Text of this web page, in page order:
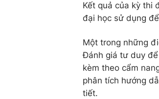
Kết quả của kỳ thi
đại học sử dụng
Một trong những
Đánh giá tư duy
kèm theo cẩm
phân tích hướng
tiết.